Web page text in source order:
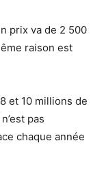
prix va de 2 500
raison est
et 10 millions de
pas
chaque année